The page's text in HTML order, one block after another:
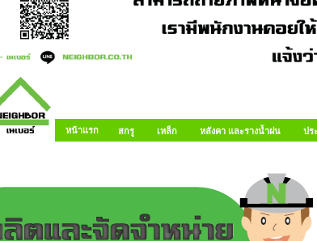
หน้าแรก สกรู เหล็ก หลังคา และรางน้ำฝน ปร